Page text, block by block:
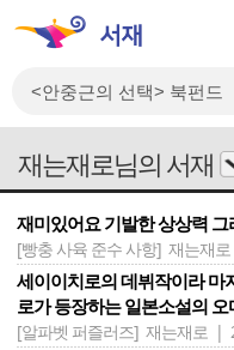
재는재로님의 서재
재미있어요 기발한 상상력
[빵충 사육 준수 사항] 재는재
세이이치로의 데뷔작이라 마
로가 등장하는 일본소설의
[알파벳 퍼즐러즈] 재는재로 |